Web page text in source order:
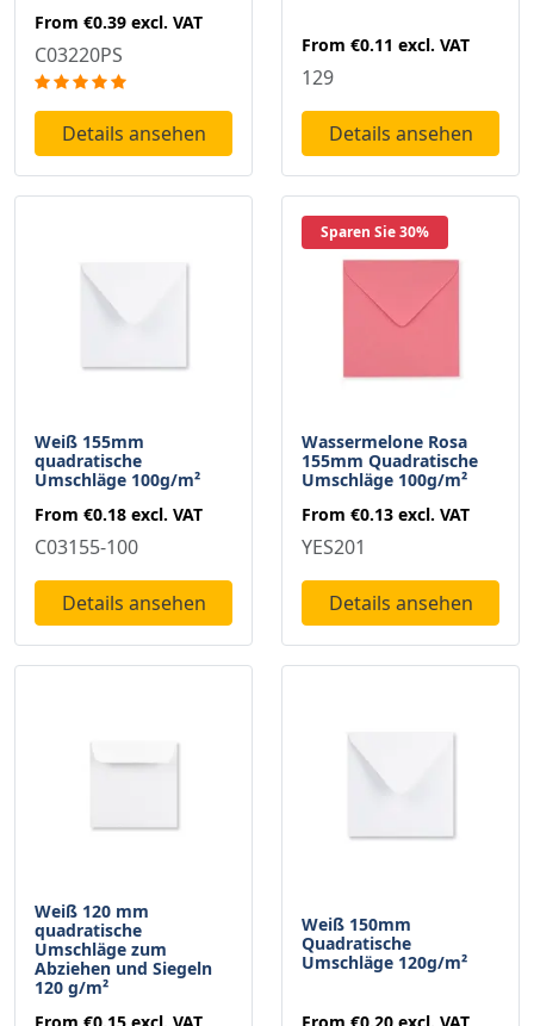
From €0.39 excl. VAT
C03220PS
Details ansehen
From €0.11 excl. VAT
129
Details ansehen
Weiß 155mm
quadratische
Umschläge 100g/m²
From €0.18 excl. VAT
C03155-100
Details ansehen
Sparen Sie 30%
Wassermelone Rosa
155mm Quadratische
Umschläge 100g/m²
From €0.13 excl. VAT
YES201
Details ansehen
Weiß 120 mm
quadratische
Umschläge zum
Abziehen und Siegeln
120 g/m²
Weiß 150mm
Quadratische
Umschläge 120g/m²